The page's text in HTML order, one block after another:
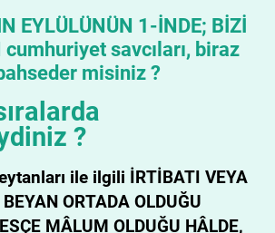
EYLÜLÜNÜN 1-İNDE; BİZİ
cumhuriyet savcıları, biraz
misiniz ?
?
ile ilgili İRTİBATI VEYA
ORTADA OLDUĞU
MÂLUM OLDUĞU HÂLDE,